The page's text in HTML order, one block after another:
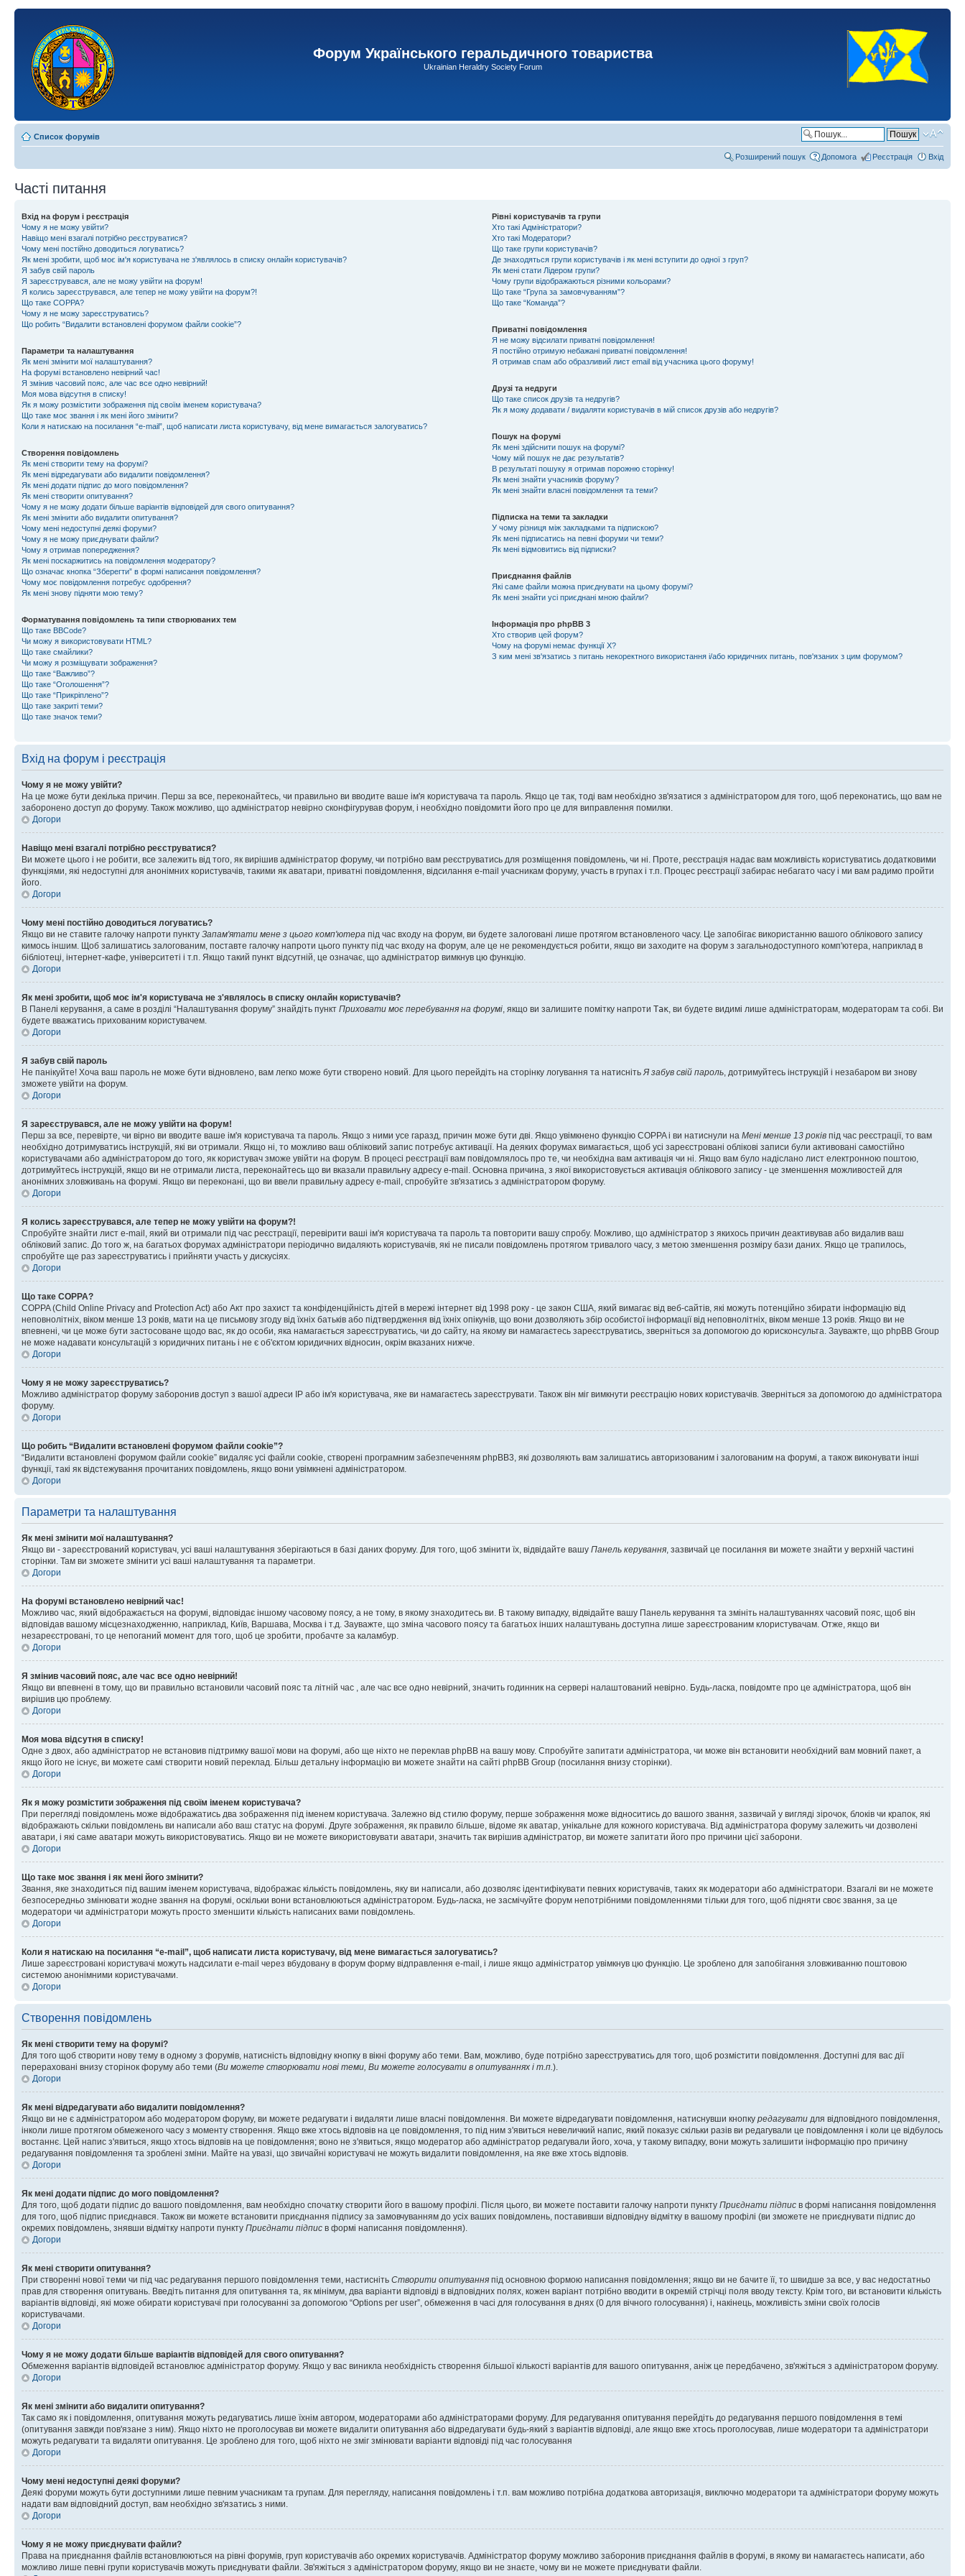
Форум Українського геральдичного товариства
Ukrainian Heraldry Society Forum
Список форумів
Розширений пошук Допомога Реєстрація Вхід
Часті питання
Вхід на форум і реєстрація
Чому я не можу увійти?
Навіщо мені взагалі потрібно реєструватися?
Чому мені постійно доводиться логуватись?
Як мені зробити, щоб моє ім'я користувача не з'являлось в списку онлайн користувачів?
Я забув свій пароль
Я зареєструвався, але не можу увійти на форум!
Я колись зареєструвався, але тепер не можу увійти на форум?!
Що таке COPPA?
Чому я не можу зареєструватись?
Що робить “Видалити встановлені форумом файли cookie”?
Параметри та налаштування
Як мені змінити мої налаштування?
На форумі встановлено невірний час!
Я змінив часовий пояс, але час все одно невірний!
Моя мова відсутня в списку!
Як я можу розмістити зображення під своїм іменем користувача?
Що таке моє звання і як мені його змінити?
Коли я натискаю на посилання “e-mail”, щоб написати листа користувачу, від мене вимагається залогуватись?
Створення повідомлень
Як мені створити тему на форумі?
Як мені відредагувати або видалити повідомлення?
Як мені додати підпис до мого повідомлення?
Як мені створити опитування?
Чому я не можу додати більше варіантів відповідей для свого опитування?
Як мені змінити або видалити опитування?
Чому мені недоступні деякі форуми?
Чому я не можу приєднувати файли?
Чому я отримав попередження?
Як мені поскаржитись на повідомлення модератору?
Що означає кнопка “Зберегти” в формі написання повідомлення?
Чому моє повідомлення потребує одобрення?
Як мені знову підняти мою тему?
Форматування повідомлень та типи створюваних тем
Що таке BBCode?
Чи можу я використовувати HTML?
Що таке смайлики?
Чи можу я розміщувати зображення?
Що таке “Важливо”?
Що таке “Оголошення”?
Що таке “Прикріплено”?
Що таке закриті теми?
Що таке значок теми?
Рівні користувачів та групи
Хто такі Адміністратори?
Хто такі Модератори?
Що таке групи користувачів?
Де знаходяться групи користувачів і як мені вступити до одної з груп?
Як мені стати Лідером групи?
Чому групи відображаються різними кольорами?
Що таке “Група за замовчуванням”?
Що таке “Команда”?
Приватні повідомлення
Я не можу відсилати приватні повідомлення!
Я постійно отримую небажані приватні повідомлення!
Я отримав спам або образливий лист email від учасника цього форуму!
Друзі та недруги
Що таке список друзів та недругів?
Як я можу додавати / видаляти користувачів в мій список друзів або недругів?
Пошук на форумі
Як мені здійснити пошук на форумі?
Чому мій пошук не дає результатів?
В результаті пошуку я отримав порожню сторінку!
Як мені знайти учасників форуму?
Як мені знайти власні повідомлення та теми?
Підписка на теми та закладки
У чому різниця між закладками та підпискою?
Як мені підписатись на певні форуми чи теми?
Як мені відмовитись від підписки?
Приєднання файлів
Які саме файли можна приєднувати на цьому форумі?
Як мені знайти усі приєднані мною файли?
Інформація про phpBB 3
Хто створив цей форум?
Чому на форумі немає функції X?
З ким мені зв'язатись з питань некоректного використання і/або юридичних питань, пов'язаних з цим форумом?
Вхід на форум і реєстрація
Чому я не можу увійти?
На це може бути декілька причин. Перш за все, переконайтесь, чи правильно ви вводите ваше ім'я користувача та пароль. Якщо це так, тоді вам необхідно зв'язатися з адміністратором для того, щоб переконатись, що вам не
заборонено доступ до форуму. Також можливо, що адміністратор невірно сконфігурував форум, і необхідно повідомити його про це для виправлення помилки.
Догори
Навіщо мені взагалі потрібно реєструватися?
Ви можете цього і не робити, все залежить від того, як вирішив адміністратор форуму, чи потрібно вам реєструватись для розміщення повідомлень, чи ні. Проте, реєстрація надає вам можливість користуватись додатковими
функціями, які недоступні для анонімних користувачів, такими як аватари, приватні повідомлення, відсилання e-mail учасникам форуму, участь в групах і т.п. Процес реєстрації забирає небагато часу і ми вам радимо пройти
його.
Догори
Чому мені постійно доводиться логуватись?
Якщо ви не ставите галочку напроти пункту Запам'ятати мене з цього комп'ютера під час входу на форум, ви будете залоговані лише протягом встановленого часу. Це запобігає використанню вашого облікового запису
кимось іншим. Щоб залишатись залогованим, поставте галочку напроти цього пункту під час входу на форум, але це не рекомендується робити, якщо ви заходите на форум з загальнодоступного комп'ютера, наприклад в
бібліотеці, інтернет-кафе, університеті і т.п. Якщо такий пункт відсутній, це означає, що адміністратор вимкнув цю функцію.
Догори
Як мені зробити, щоб моє ім'я користувача не з'являлось в списку онлайн користувачів?
В Панелі керування, а саме в розділі “Налаштування форуму” знайдіть пункт Приховати моє перебування на форумі, якщо ви залишите помітку напроти Так, ви будете видимі лише адміністраторам, модераторам та собі. Ви
будете вважатись прихованим користувачем.
Догори
Я забув свій пароль
Не панікуйте! Хоча ваш пароль не може бути відновлено, вам легко може бути створено новий. Для цього перейдіть на сторінку логування та натиснітьЯ забув свій пароль, дотримуйтесь інструкцій і незабаром ви знову
зможете увійти на форум.
Догори
Я зареєструвався, але не можу увійти на форум!
Перш за все, перевірте, чи вірно ви вводите ваше ім'я користувача та пароль. Якщо з ними усе гаразд, причин може бути дві. Якщо увімкнено функцію COPPA і ви натиснули на Мені менше 13 років під час реєстрації, то вам
необхідно дотримуватись інструкцій, які ви отримали. Якщо ні, то можливо ваш обліковий запис потребує активації. На деяких форумах вимагається, щоб усі зареєстровані облікові записи були активовані самостійно
користувачами або адміністратором до того, як користувач зможе увійти на форум. В процесі реєстрації вам повідомлялось про те, чи необхідна вам активація чи ні. Якщо вам було надіслано лист електронною поштою,
дотримуйтесь інструкцій, якщо ви не отримали листа, переконайтесь що ви вказали правильну адресу e-mail. Основна причина, з якої використовується активація облікового запису - це зменшення можливостей для
анонімних зловживань на форумі. Якщо ви переконані, що ви ввели правильну адресу e-mail, спробуйте зв'язатись з адміністратором форуму.
Догори
Я колись зареєструвався, але тепер не можу увійти на форум?!
Спробуйте знайти лист e-mail, який ви отримали під час реєстрації, перевірити ваші ім'я користувача та пароль та повторити вашу спробу. Можливо, що адміністратор з якихось причин деактивував або видалив ваш
обліковий запис. До того ж, на багатьох форумах адміністратори періодично видаляють користувачів, які не писали повідомлень протягом тривалого часу, з метою зменшення розміру бази даних. Якщо це трапилось,
спробуйте ще раз зареєструватись і прийняти участь у дискусіях.
Догори
Що таке COPPA?
COPPA (Child Online Privacy and Protection Act) або Акт про захист та конфіденційність дітей в мережі інтернет від 1998 року - це закон США, який вимагає від веб-сайтів, які можуть потенційно збирати інформацію від
неповнолітніх, віком менше 13 років, мати на це письмову згоду від їхніх батьків або підтвердження від їхніх опікунів, що вони дозволяють збір особистої інформації від неповнолітніх, віком менше 13 років. Якщо ви не
впевнені, чи це може бути застосоване щодо вас, як до особи, яка намагається зареєструватись, чи до сайту, на якому ви намагаєтесь зареєструватись, зверніться за допомогою до юрисконсульта. Зауважте, що phpBB Group
не може надавати консультацій з юридичних питань і не є об'єктом юридичних відносин, окрім вказаних нижче.
Догори
Чому я не можу зареєструватись?
Можливо адміністратор форуму заборонив доступ з вашої адреси IP або ім'я користувача, яке ви намагаєтесь зареєструвати. Також він міг вимкнути реєстрацію нових користувачів. Зверніться за допомогою до адміністратора
форуму.
Догори
Що робить “Видалити встановлені форумом файли cookie”?
“Видалити встановлені форумом файли cookie” видаляє усі файли cookie, створені програмним забезпеченням phpBB3, які дозволяють вам залишатись авторизованим і залогованим на форумі, а також виконувати інші
функції, такі як відстежування прочитаних повідомлень, якщо вони увімкнені адміністратором.
Догори
Параметри та налаштування
Як мені змінити мої налаштування?
Якщо ви - зареєстрований користувач, усі ваші налаштування зберігаються в базі даних форуму. Для того, щоб змінити їх, відвідайте вашу Панель керування, зазвичай це посилання ви можете знайти у верхній частині
сторінки. Там ви зможете змінити усі ваші налаштування та параметри.
Догори
На форумі встановлено невірний час!
Можливо час, який відображається на форумі, відповідає іншому часовому поясу, а не тому, в якому знаходитесь ви. В такому випадку, відвідайте вашу Панель керування та змініть налаштуваннях часовий пояс, щоб він
відповідав вашому місцезнаходженню, наприклад, Київ, Варшава, Москва і т.д. Зауважте, що зміна часового поясу та багатьох інших налаштувань доступна лише зареєстрованим клористувачам. Отже, якщо ви
незареєстровані, то це непоганий момент для того, щоб це зробити, пробачте за каламбур.
Догори
Я змінив часовий пояс, але час все одно невірний!
Якщо ви впевнені в тому, що ви правильно встановили часовий пояс та літній час , але час все одно невірний, значить годинник на сервері налаштований невірно. Будь-ласка, повідомте про це адміністратора, щоб він
вирішив цю проблему.
Догори
Моя мова відсутня в списку!
Одне з двох, або адміністратор не встановив підтримку вашої мови на форумі, або ще ніхто не переклав phpBB на вашу мову. Спробуйте запитати адміністратора, чи може він встановити необхідний вам мовний пакет, а
якщо його не існує, ви можете самі створити новий переклад. Більш детальну інформацію ви можете знайти на сайті phpBB Group (посилання внизу сторінки).
Догори
Як я можу розмістити зображення під своїм іменем користувача?
При перегляді повідомлень може відображатись два зображення під іменем користувача. Залежно від стилю форуму, перше зображення може відноситись до вашого звання, зазвичай у вигляді зірочок, блоків чи крапок, які
відображають скільки повідомлень ви написали або ваш статус на форумі. Друге зображення, як правило більше, відоме як аватар, унікальне для кожного користувача. Від адміністратора форуму залежить чи дозволені
аватари, і які саме аватари можуть використовуватись. Якщо ви не можете використовувати аватари, значить так вирішив адміністратор, ви можете запитати його про причини цієї заборони.
Догори
Що таке моє звання і як мені його змінити?
Звання, яке знаходиться під вашим іменем користувача, відображає кількість повідомлень, яку ви написали, або дозволяє ідентифікувати певних користувачів, таких як модератори або адміністратори. Взагалі ви не можете
безпосередньо змінювати жодне звання на форумі, оскільки вони встановлюються адміністратором. Будь-ласка, не засмічуйте форум непотрібними повідомленнями тільки для того, щоб підняти своє звання, за це
модератори чи адміністратори можуть просто зменшити кількість написаних вами повідомлень.
Догори
Коли я натискаю на посилання “e-mail”, щоб написати листа користувачу, від мене вимагається залогуватись?
Лише зареєстровані користувачі можуть надсилати e-mail через вбудовану в форум форму відправлення e-mail, і лише якщо адміністратор увімкнув цю функцію. Це зроблено для запобігання зловживанню поштовою
системою анонімними користувачами.
Догори
Створення повідомлень
Як мені створити тему на форумі?
Для того щоб створити нову тему в одному з форумів, натисність відповідну кнопку в вікні форуму або теми. Вам, можливо, буде потрібно зареєструватись для того, щоб розмістити повідомлення. Доступні для вас дії
перераховані внизу сторінок форуму або теми (Ви можете створювати нові теми, Ви можете голосувати в опитуваннях і т.п.).
Догори
Як мені відредагувати або видалити повідомлення?
Якщо ви не є адміністратором або модератором форуму, ви можете редагувати і видаляти лише власні повідомлення. Ви можете відредагувати повідомлення, натиснувши кнопку редагувати для відповідного повідомлення,
інколи лише протягом обмеженого часу з моменту створення. Якщо вже хтось відповів на це повідомлення, то під ним з'явиться невеличкий напис, який показує скільки разів ви редагували це повідомлення і коли це відбулось
востаннє. Цей напис з'явиться, якщо хтось відповів на це повідомлення; воно не з'явиться, якщо модератор або адміністратор редагували його, хоча, у такому випадку, вони можуть залишити інформацію про причину
редагування повідомлення та зроблені зміни. Майте на увазі, що звичайні користувачі не можуть видалити повідомлення, на яке вже хтось відповів.
Догори
Як мені додати підпис до мого повідомлення?
Для того, щоб додати підпис до вашого повідомлення, вам необхідно спочатку створити його в вашому профілі. Після цього, ви можете поставити галочку напроти пункту Приєднати підпис в формі написання повідомлення
для того, щоб підпис приєднався. Також ви можете встановити приєднання підпису за замовчуванням до усіх ваших повідомлень, поставивши відповідну відмітку в вашому профілі (ви зможете не приєднувати підпис до
окремих повідомлень, знявши відмітку напроти пункту Приєднати підпис в формі написання повідомлення).
Догори
Як мені створити опитування?
При створенні нової теми чи під час редагування першого повідомлення теми, настисніть Створити опитування під основною формою написання повідомлення; якщо ви не бачите її, то швидше за все, у вас недостатньо
прав для створення опитувань. Введіть питання для опитування та, як мінімум, два варіанти відповіді в відповідних полях, кожен варіант потрібно вводити в окремій стрічці поля вводу тексту. Крім того, ви встановити кількість
варіантів відповіді, які може обирати користувачі при голосуванні за допомогою “Options per user”, обмеження в часі для голосування в днях (0 для вічного голосування) і, накінець, можливість зміни своїх голосів
користувачами.
Догори
Чому я не можу додати більше варіантів відповідей для свого опитування?
Обмеження варіантів відповідей встановлює адміністратор форуму. Якщо у вас виникла необхідність створення більшої кількості варіантів для вашого опитування, аніж це передбачено, зв'яжіться з адміністратором форуму.
Догори
Як мені змінити або видалити опитування?
Так само як і повідомлення, опитування можуть редагуватись лише їхнім автором, модераторами або адміністраторами форуму. Для редагування опитування перейдіть до редагування першого повідомлення в темі
(опитування завжди пов'язане з ним). Якщо ніхто не проголосував ви можете видалити опитування або відредагувати будь-який з варіантів відповіді, але якщо вже хтось проголосував, лише модератори та адміністратори
можуть редагувати та видаляти опитування. Це зроблено для того, щоб ніхто не зміг змінювати варіанти відповіді під час голосування
Догори
Чому мені недоступні деякі форуми?
Деякі форуми можуть бути доступними лише певним учасникам та групам. Для перегляду, написання повідомлень і т.п. вам можливо потрібна додаткова авторизація, виключно модератори та адміністратори форуму можуть
надати вам відповідний доступ, вам необхідно зв'язатись з ними.
Догори
Чому я не можу приєднувати файли?
Права на приєднання файлів встановлюються на рівні форумів, груп користувачів або окремих користувачів. Адміністратор форуму можливо заборонив приєднання файлів в форумі, в якому ви намагаєтесь написати, або
можливо лише певні групи користувачів можуть приєднувати файли. Зв'яжіться з адміністратором форуму, якщо ви не знаєте, чому ви не можете приєднувати файли.